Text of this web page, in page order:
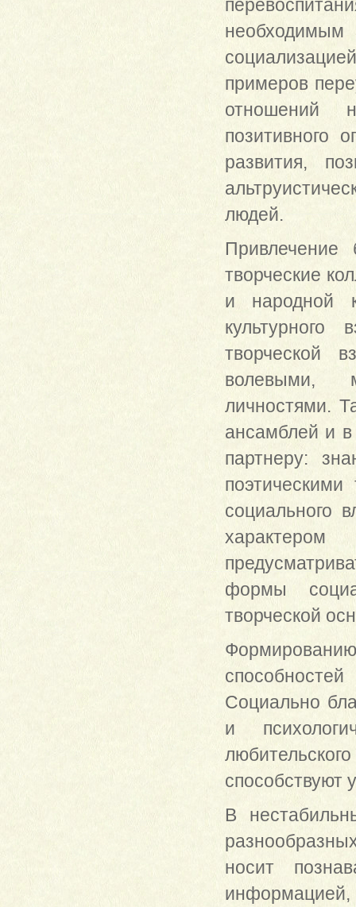
необходимым
примеров
отношений
позитивного
развития,
людей.
Привлечение
творческие
и народной
творческой
волевыми,
личностями.
ансамблей и
партнеру:
социального
формы
творческой
Формированию
Социально
и
способствуют
В
носит